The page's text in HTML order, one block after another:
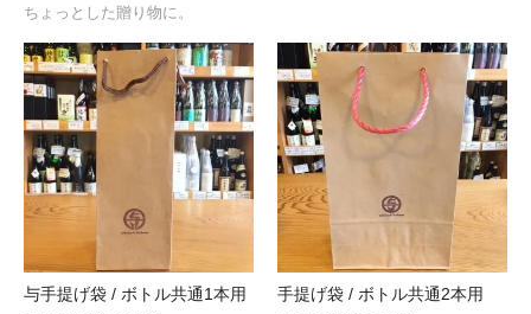
ちょっとした贈り物に。
与手提げ袋 / ボトル共通1本用 手提げ袋 / ボトル共通2本用